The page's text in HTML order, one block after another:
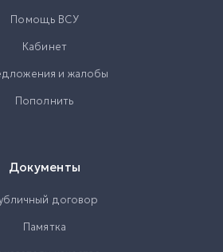
Помощь ВСУ
Кабинет
и жалобы
Пополнить
Документы
договор
Памятка